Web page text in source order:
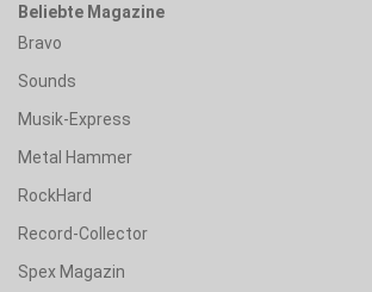
Beliebte Magazine
Bravo
Sounds
Musik-Express
Metal Hammer
RockHard
Record-Collector
Spex Magazin